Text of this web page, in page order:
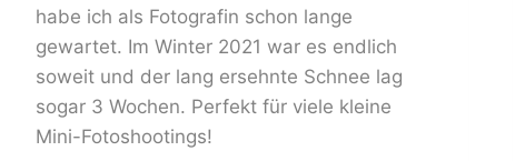
habe ich als Fotografin schon lange
gewartet. Im Winter 2021 war es endlich
soweit und der lang ersehnte Schnee lag
sogar 3 Wochen. Perfekt für viele kleine
Mini-Fotoshootings!